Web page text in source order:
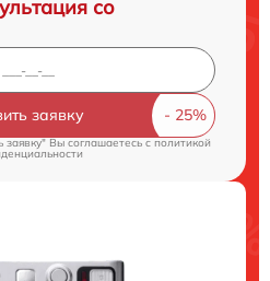
со
заявку
Вы соглашаетесь c политикой